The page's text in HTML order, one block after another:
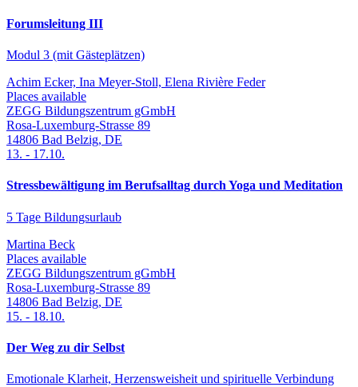
Forumsleitung III
Modul 3 (mit Gästeplätzen)
Achim Ecker, Ina Meyer-Stoll, Elena Rivière Feder
Places available
ZEGG Bildungszentrum gGmbH
Rosa-Luxemburg-Strasse 89
14806 Bad Belzig, DE
13. - 17.10.
Stressbewältigung im Berufsalltag durch Yoga und Meditation
5 Tage Bildungsurlaub
Martina Beck
Places available
ZEGG Bildungszentrum gGmbH
Rosa-Luxemburg-Strasse 89
14806 Bad Belzig, DE
15. - 18.10.
Der Weg zu dir Selbst
Emotionale Klarheit, Herzensweisheit und spirituelle Verbindung